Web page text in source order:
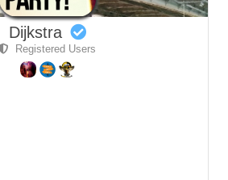
Dijkstra
Registered Users